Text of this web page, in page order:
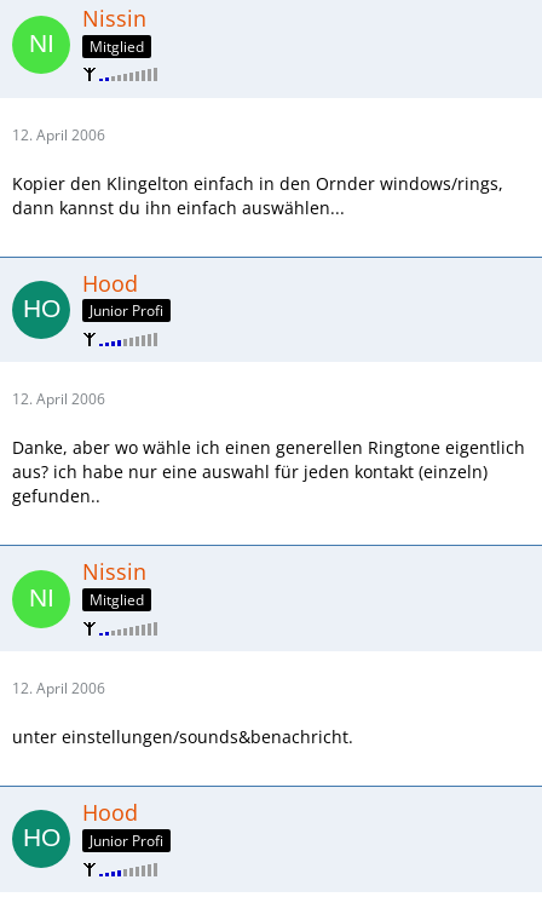
Nissin
Mitglied
12. April 2006
Kopier den Klingelton einfach in den Ornder windows/rings,
dann kannst du ihn einfach auswählen...
Hood
Junior Profi
12. April 2006
Danke, aber wo wähle ich einen generellen Ringtone eigentlich
aus? ich habe nur eine auswahl für jeden kontakt (einzeln)
gefunden..
Nissin
Mitglied
12. April 2006
unter einstellungen/sounds&benachricht.
Hood
Junior Profi